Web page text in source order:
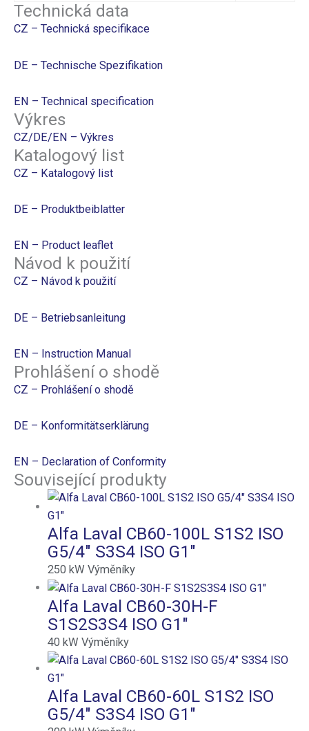
Technická data
CZ – Technická specifikace
DE – Technische Spezifikation
EN – Technical specification
Výkres
CZ/DE/EN – Výkres
Katalogový list
CZ – Katalogový list
DE – Produktbeiblatter
EN – Product leaflet
Návod k použití
CZ – Návod k použití
DE – Betriebsanleitung
EN – Instruction Manual
Prohlášení o shodě
CZ – Prohlášení o shodě
DE – Konformitätserklärung
EN – Declaration of Conformity
Související produkty
Alfa Laval CB60-100L S1S2 ISO
G5/4″ S3S4 ISO G1″
250 kW Výměníky
Alfa Laval CB60-30H-F
S1S2S3S4 ISO G1″
40 kW Výměníky
Alfa Laval CB60-60L S1S2 ISO
G5/4″ S3S4 ISO G1″